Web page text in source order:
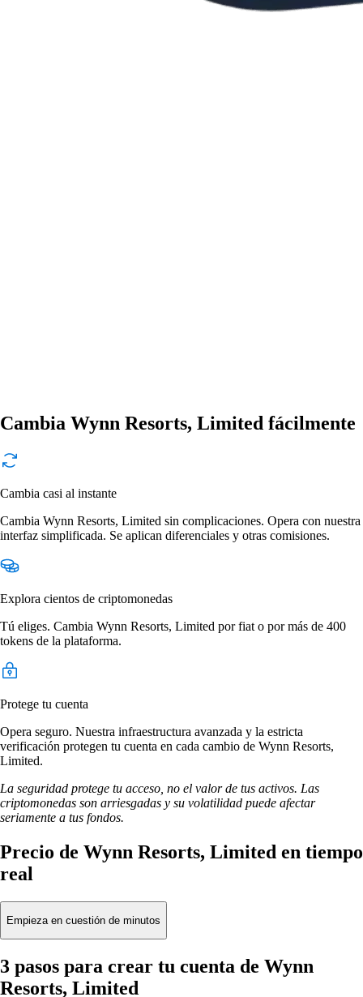
Cambia Wynn Resorts, Limited fácilmente
Cambia casi al instante
Cambia Wynn Resorts, Limited sin complicaciones. Opera con nuestra
interfaz simplificada. Se aplican diferenciales y otras comisiones.
Explora cientos de criptomonedas
Tú eliges. Cambia Wynn Resorts, Limited por fiat o por más de 400
tokens de la plataforma.
Protege tu cuenta
Opera seguro. Nuestra infraestructura avanzada y la estricta
verificación protegen tu cuenta en cada cambio de Wynn Resorts,
Limited.
La seguridad protege tu acceso, no el valor de tus activos. Las
criptomonedas son arriesgadas y su volatilidad puede afectar
seriamente a tus fondos.
Precio de Wynn Resorts, Limited en tiempo
real
Empieza en cuestión de minutos
3 pasos para crear tu cuenta de Wynn
Resorts, Limited